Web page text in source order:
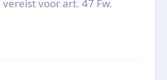
voor art. 47 Fw.